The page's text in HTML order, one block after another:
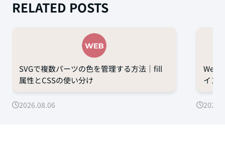
RELATED POSTS
SVGで複数パーツの色を管理する方法｜fill
属性とCSSの使い分け
2026.08.06
Web
イン